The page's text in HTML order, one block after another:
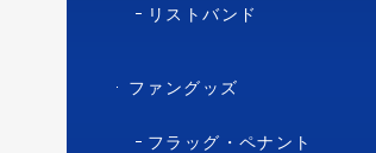
リストバンド
ファングッズ
フラッグ・ペナント